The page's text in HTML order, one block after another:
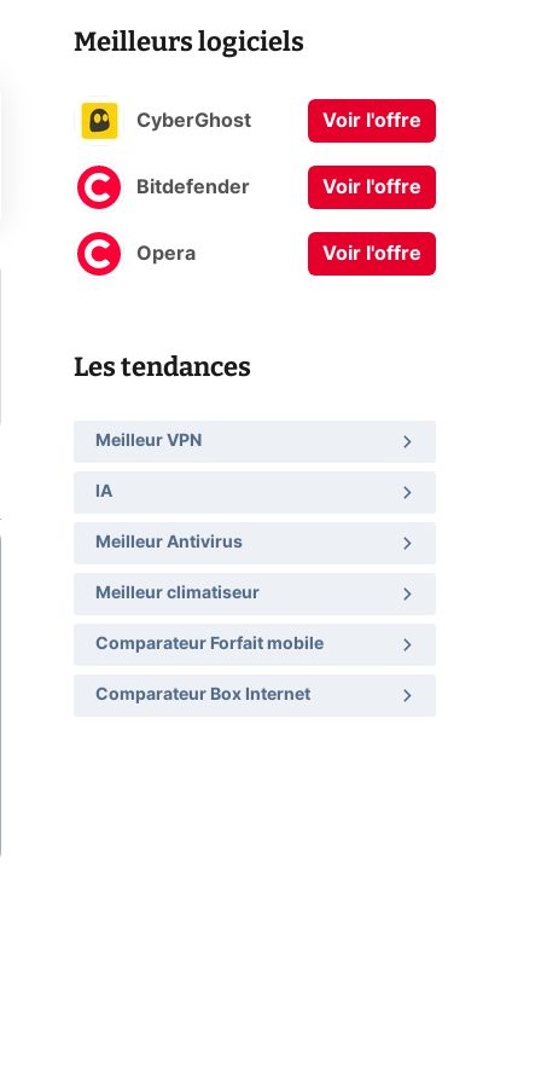
Meilleurs logiciels
CyberGhost Voir l'offre
Bitdefender Voir l'offre
Opera Voir l'offre
Les tendances
Meilleur VPN
IA
Meilleur Antivirus
Meilleur climatiseur
Comparateur Forfait mobile
Comparateur Box Internet